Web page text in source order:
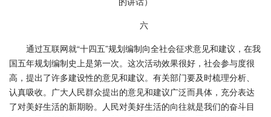
六
通过互联网就“十四五”规划编制向全社会征求意见和建议，在我
国五年规划编制史上是第一次。这次活动效果很好，社会参与度很
高，提出了许多建设性的意见和建议。有关部门要及时梳理分析、
认真吸收。广大人民群众提出的意见和建议广泛而具体，充分表达
了对美好生活的新期盼。人民对美好生活的向往就是我们的奋斗目